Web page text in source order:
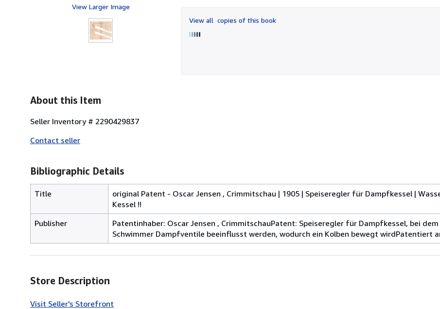
View Larger Image
of
5
View all copies of this book
About this Item
Seller Inventory # 2290429837
Contact seller
Bibliographic Details
Title
original Patent - Oscar Jensen , Crimmitschau | 1905 | Speiseregler für Dampfkessel |
Kessel !!
Publisher
Patentinhaber: Oscar Jensen , CrimmitschauPatent: Speiseregler für Dampfkessel, bei
Schwimmer Dampfventile beeinflusst werden, wodurch ein Kolben bewegt wirdPatentiert
Store Description
Visit Seller's Storefront